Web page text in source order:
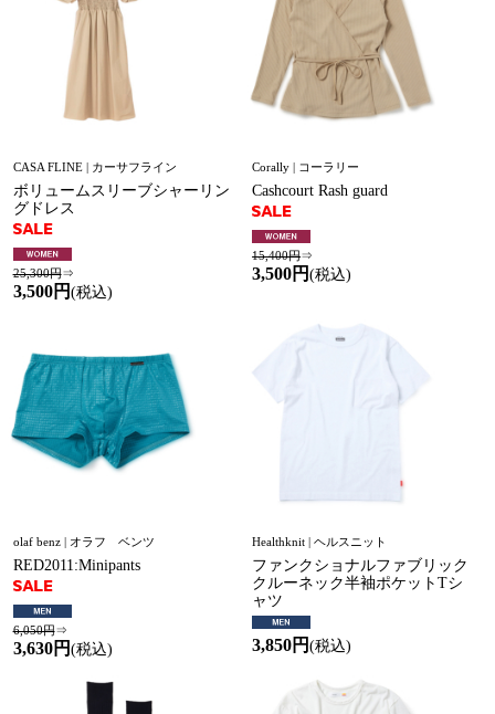
CASA FLINE | カーサフライン
ボリュームスリーブシャーリン
グドレス
25,300円⇒
3,500円 (税込)
Corally | コーラリー
Cashcourt Rash guard
15,400円⇒
3,500円(税込)
olaf benz | オラフ ベンツ
RED2011:Minipants
6,050円⇒
3,630円 (税込)
Healthknit | ヘルスニット
ファンクショナルファブリック
クルーネック半袖ポケットTシ
ャツ
3,850円(税込)